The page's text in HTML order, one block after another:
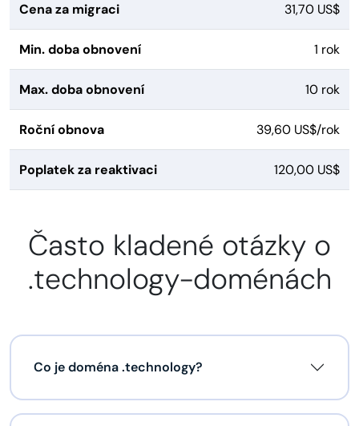
Cena za migraci 31,70 US$
Min. doba obnovení 1 rok
Max. doba obnovení 10 rok
Roční obnova 39,60 US$/rok
Poplatek za reaktivaci 120,00 US$
Často kladené otázky o
.technology-doménách
Co je doména .technology?